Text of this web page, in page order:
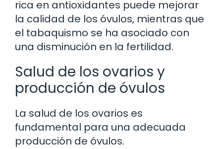
rica en antioxidantes puede mejorar
la calidad de los óvulos, mientras que
el tabaquismo se ha asociado con
una disminución en la fertilidad.
Salud de los ovarios y
producción de óvulos
La salud de los ovarios es
fundamental para una adecuada
producción de óvulos.